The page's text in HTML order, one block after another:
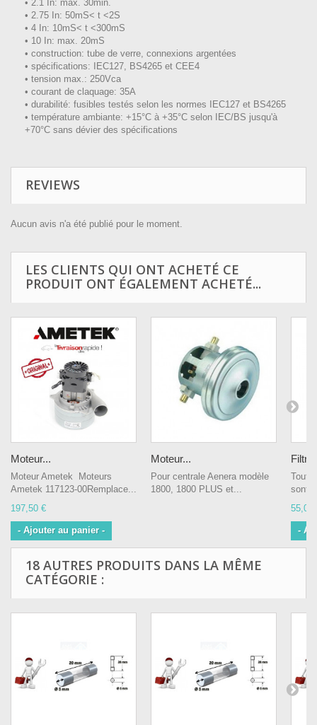
• 2.1 In: max. 30min.
• 2.75 In: 50mS< t <2S
• 4 In: 10mS< t <300mS
• 10 In: max. 20mS
• construction: tube de verre, connexions argentées
• spécifications: IEC127, BS4265 et CEE4
• tension max.: 250Vca
• courant de claquage: 35A
• durabilité: fusibles testés selon les normes IEC127 et BS4265
• température ambiante: +15°C à +35°C selon IEC/BS jusqu'à
+70°C sans dévier des spécifications
REVIEWS
Aucun avis n'a été publié pour le moment.
LES CLIENTS QUI ONT ACHETÉ CE
PRODUIT ONT ÉGALEMENT ACHETÉ...
Moteur...
Moteur Ametek Moteurs
Ametek 117123-00Remplace...
197,50 €
- Ajouter au panier -
Moteur...
Pour centrale Aenera modèle
1800, 1800 PLUS et...
sont
55,00
-
18 AUTRES PRODUITS DANS LA MÊME
CATÉGORIE :